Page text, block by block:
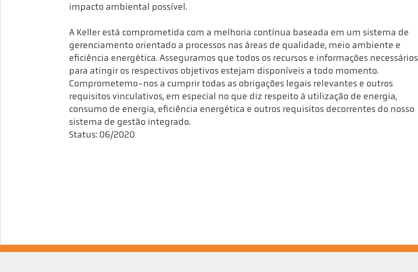
impacto ambiental possível.
A Keller está comprometida com a melhoria contínua baseada em um sistema de
gerenciamento orientado a processos nas áreas de qualidade, meio ambiente e
eficiência energética. Asseguramos que todos os recursos e informações necessários
para atingir os respectivos objetivos estejam disponíveis a todo momento.
Comprometemo-nos a cumprir todas as obrigações legais relevantes e outros
requisitos vinculativos, em especial no que diz respeito à utilização de energia,
consumo de energia, eficiência energética e outros requisitos decorrentes do nosso
sistema de gestão integrado.
Status: 06/2020